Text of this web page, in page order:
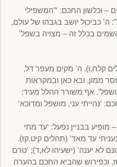
וכלשון החכם: ‘”המשפילי
ה’ כביכול יושב בגבהו של עולם,
בכלל זה – מצויה בשפל’
קלח,ו). ה’ מקים מעפר דל,
ממון, ובא כאן ובמקראות
אף משורר ההלל מעיד:
‘נהייתי עני, מושפל ומדוכא’
מופיע בבניין נפעל: ‘עד מתי
עד מאד’ (תהלים קיט,קז).
לא יענה’ (ישעיהו לא,ד); ‘טרם
וכפירוש שהביא החכם בהערה